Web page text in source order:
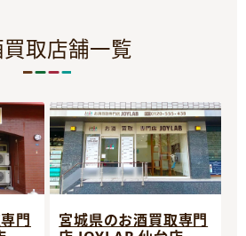
取店舗一覧
門
宮城県のお酒買取専門